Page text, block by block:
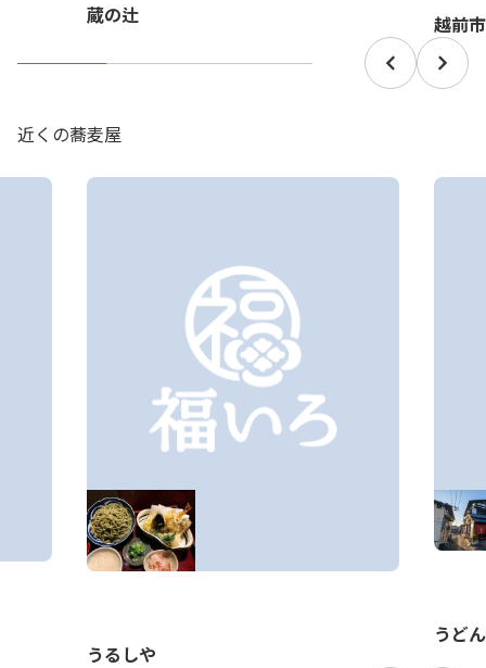
蔵の辻 越前
近くの蕎麦屋
うるしや
うど